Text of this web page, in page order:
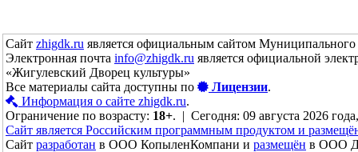
Сайт zhigdk.ru является официальным сайтом
Электронная почта info@zhigdk.ru является официальной
«Жигулевский Дворец культуры»
Все материалы сайта доступны по
Лицензии.
Информация о сайте zhigdk.ru.
Ограничение по возрасту: 18+. | Сегодня: 09 августа 2026
Сайт является Российским программным продуктом и
Сайт разработан в ООО КопыленКомпани и размещён в ООО